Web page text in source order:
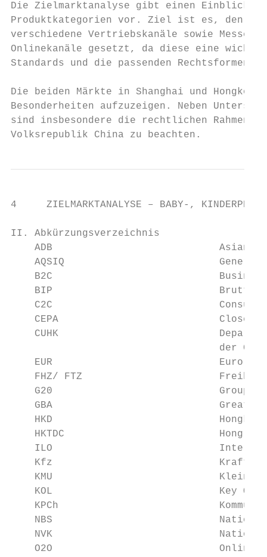
Die Zielmarktanalyse gibt einen Einblick
Produktkategorien vor. Ziel ist es, den
verschiedene Vertriebskanäle sowie
Onlinekanäle gesetzt, da diese eine
Standards und die passenden Rechtsformen
Die beiden Märkte in Shanghai und
Besonderheiten aufzuzeigen. Neben
sind insbesondere die rechtlichen
Volksrepublik China zu beachten.
4     ZIELMARKTANALYSE – BABY-,
II. Abkürzungsverzeichnis
ADB                            Asian
AQSIQ
B2C
BIP
C2C
CEPA                           Closer
CUHK
der
    EUR                            Euro
FHZ/ FTZ
G20                            Group
GBA                            Greater
HKD
HKTDC                          Hong
ILO
Kfz
KMU                            Kleine
KOL                            Key
KPCh
NBS
NVK
O2O                            Online